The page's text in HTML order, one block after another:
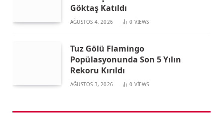
Göktaş Katıldı
AĞUSTOS 4, 2026 0 VIEWS
Tuz Gölü Flamingo
Popülasyonunda Son 5 Yılın
Rekoru Kırıldı
AĞUSTOS 3, 2026 0 VIEWS